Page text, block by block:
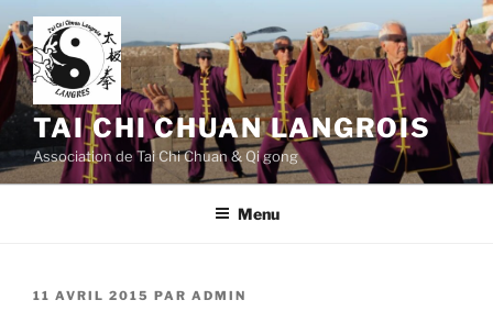
Aller
au
contenu
principal
TAI CHI CHUAN LANGROIS
Association de Tai Chi Chuan & Qi gong
Menu
PUBLIÉ
11 AVRIL 2015 PAR ADMIN